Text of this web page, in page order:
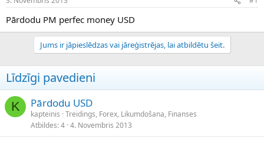
n
a
u
c
ē
j
s
a
u
m
s
Pārdodu PM perfec money USD
Jums ir jāpieslēdzas vai jāreģistrējas, lai atbildētu šeit.
Līdzīgi pavedieni
K Pārdodu USD
kapteinis Treidings, Forex, Likumdošana, Finanses
Atbildes 4 4. Novembris 2013